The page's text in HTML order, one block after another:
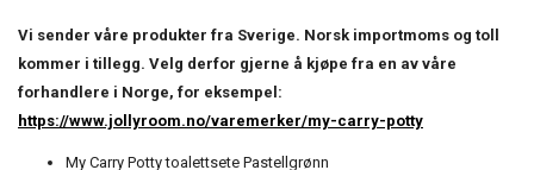
Vi sender våre produkter fra Sverige. Norsk importmoms og toll
kommer i tillegg. Velg derfor gjerne å kjøpe fra en av våre
forhandlere i Norge, for eksempel:
https://www.jollyroom.no/varemerker/my-carry-potty
My Carry Potty toalettsete Pastellgrønn